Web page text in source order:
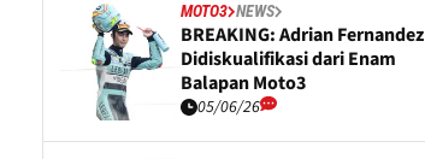
MOTO3 NEWS
BREAKING: Adrian Fernandez
Didiskualifikasi dari Enam
Balapan Moto3
05/06/26